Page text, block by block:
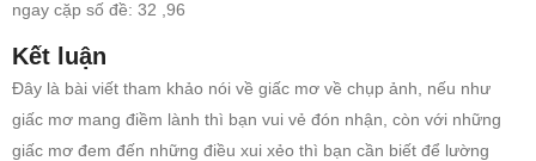
ngay cặp số đề: 32 ,96
Kết luận
Đây là bài viết tham khảo nói về giấc mơ về chụp ảnh, nếu như
giấc mơ mang điềm lành thì bạn vui vẻ đón nhận, còn với những
giấc mơ đem đến những điều xui xẻo thì bạn cần biết để lường